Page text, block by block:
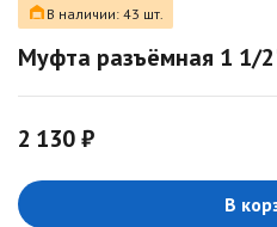
В наличии: 43 шт.
Муфта разъёмная 1 1/
2 130 ₽
В